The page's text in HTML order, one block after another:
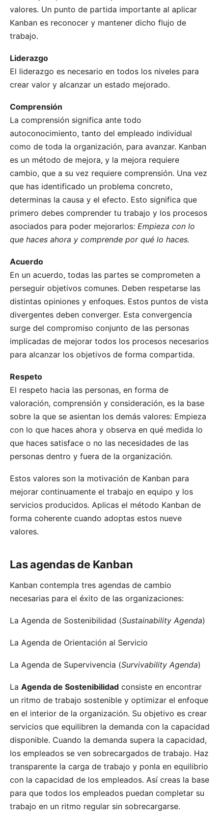
valores. Un punto de partida importante al aplicar
Kanban es reconocer y mantener dicho flujo de
trabajo.
Liderazgo
El liderazgo es necesario en todos los niveles para
crear valor y alcanzar un estado mejorado.
Comprensión
La comprensión significa ante todo
autoconocimiento, tanto del empleado individual
como de toda la organización, para avanzar. Kanban
es un método de mejora, y la mejora requiere
cambio, que a su vez requiere comprensión. Una vez
que has identificado un problema concreto,
determinas la causa y el efecto. Esto significa que
primero debes comprender tu trabajo y los procesos
asociados para poder mejorarlos: Empieza con lo
que haces ahora y comprende por qué lo haces.
Acuerdo
En un acuerdo, todas las partes se comprometen a
perseguir objetivos comunes. Deben respetarse las
distintas opiniones y enfoques. Estos puntos de vista
divergentes deben converger. Esta convergencia
surge del compromiso conjunto de las personas
implicadas de mejorar todos los procesos necesarios
para alcanzar los objetivos de forma compartida.
Respeto
El respeto hacia las personas, en forma de
valoración, comprensión y consideración, es la base
sobre la que se asientan los demás valores: Empieza
con lo que haces ahora y observa en qué medida lo
que haces satisface o no las necesidades de las
personas dentro y fuera de la organización.
Estos valores son la motivación de Kanban para
mejorar continuamente el trabajo en equipo y los
servicios producidos. Aplicas el método Kanban de
forma coherente cuando adoptas estos nueve
valores.
Las agendas de Kanban
Kanban contempla tres agendas de cambio
necesarias para el éxito de las organizaciones:
La Agenda de Sostenibilidad (Sustainability Agenda)
La Agenda de Orientación al Servicio
La Agenda de Supervivencia (Survivability Agenda)
La Agenda de Sostenibilidad consiste en encontrar
un ritmo de trabajo sostenible y optimizar el enfoque
en el interior de la organización. Su objetivo es crear
servicios que equilibren la demanda con la capacidad
disponible. Cuando la demanda supera la capacidad,
los empleados se ven sobrecargados de trabajo. Haz
transparente la carga de trabajo y ponla en equilibrio
con la capacidad de los empleados. Así creas la base
para que todos los empleados puedan completar su
trabajo en un ritmo regular sin sobrecargarse.